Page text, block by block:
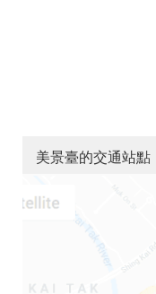
美景臺的交通站點